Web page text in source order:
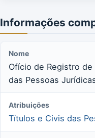
Informações
Nome
Ofício de Registro
das Pessoas
Atribuições
Títulos e Civis das